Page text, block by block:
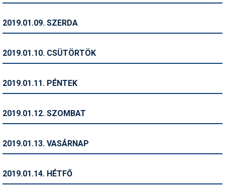
Rajzok
Síbérletárak
Sícipő
Sífelszerelés
Síléc
Símánia
2019.01.09. SZERDA
2019.01.10. CSÜTÖRTÖK
2019.01.11. PÉNTEK
2019.01.12. SZOMBAT
2019.01.13. VASÁRNAP
2019.01.14. HÉTFŐ